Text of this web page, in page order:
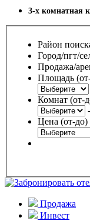
3-х комнатная
Район
Город/пгт/
Продажа/
Площадь
Комнат (от-
-
Цена (от-до)
Продажа
Инвест